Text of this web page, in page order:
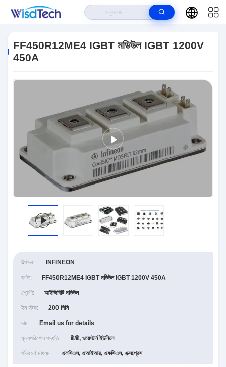
FF450R12ME4 IGBT মডিউল IGBT 1200V
450A
উত্পাদক: INFINEON
বর্ণনা: FF450R12ME4 IGBT মডিউল IGBT 1200V 450A
শ্রেণী: আইজিবিটি মডিউল
ইন-স্টক: 200 পিসি
দাম: Email us for details
মূল্যপরিশোধ পদ্ধতি: টি/টি, ওয়েস্টার্ন ইউনিয়ন
পরিবহণ মাধ্যম: এলসিএল, এআইআর, এফসিএল, এক্সপ্রেস